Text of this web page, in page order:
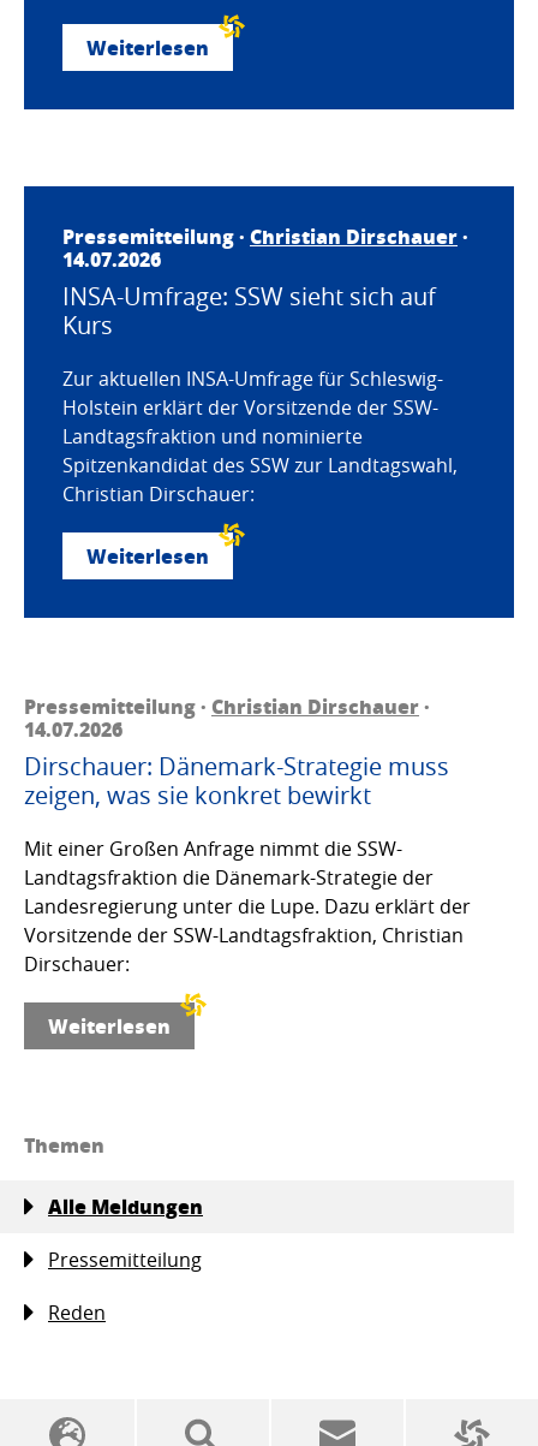
Weiterlesen
Pressemitteilung · Christian Dirschauer·
14.07.2026
INSA-Umfrage: SSW sieht sich auf
Kurs
Zur aktuellen INSA-Umfrage für Schleswig-
Holstein erklärt der Vorsitzende der SSW-
Landtagsfraktion und nominierte
Spitzenkandidat des SSW zur Landtagswahl,
Christian Dirschauer:
Weiterlesen
Pressemitteilung · Christian Dirschauer·
14.07.2026
Dirschauer: Dänemark-Strategie muss
zeigen, was sie konkret bewirkt
Mit einer Großen Anfrage nimmt die SSW-
Landtagsfraktion die Dänemark-Strategie der
Landesregierung unter die Lupe. Dazu erklärt der
Vorsitzende der SSW-Landtagsfraktion, Christian
Dirschauer:
Weiterlesen
Themen
Alle Meldungen
Pressemitteilung
Reden
SSW-Politik von A bis Z